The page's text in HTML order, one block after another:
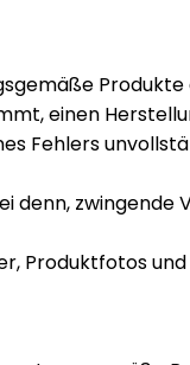
einen
Fehlers
Produktfotos